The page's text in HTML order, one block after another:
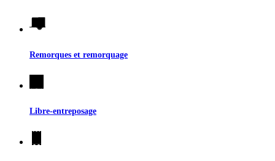
Remorques et remorquage
Libre-entreposage